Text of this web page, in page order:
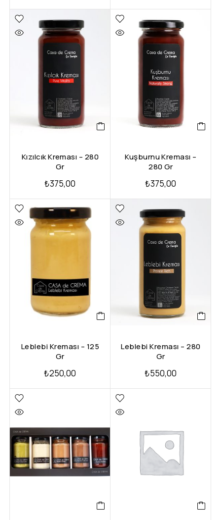
Kızılcık Kreması – 280
Gr
₺375,00
Kuşburnu Kreması –
280 Gr
₺375,00
Leblebi Kreması – 125
Gr
₺250,00
Leblebi Kreması – 280
Gr
₺550,00